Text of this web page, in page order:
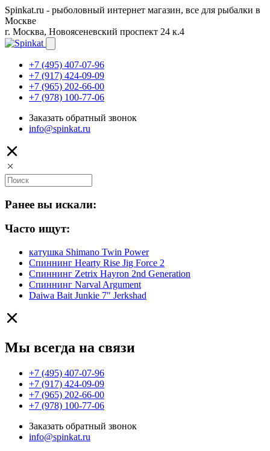
Spinkat.ru - рыболовный интернет магазин, все для рыбалки в
Москве
г. Москва, Новоясеневский проспект 24 к.4
+7 (495) 407-07-96
+7 (917) 424-09-09
+7 (965) 202-66-00
+7 (978) 100-77-06
Заказать обратный звонок
info@spinkat.ru
Ранее вы искали:
Часто ищут:
катушка Shimano Twin Power
Спиннинг Hearty Rise Jig Force 2
Спиннинг Zetrix Hayron 2nd Generation
Спиннинг Narval Argument
Daiwa Bait Junkie 7" Jerkshad
Мы всегда на связи
+7 (495) 407-07-96
+7 (917) 424-09-09
+7 (965) 202-66-00
+7 (978) 100-77-06
Заказать обратный звонок
info@spinkat.ru